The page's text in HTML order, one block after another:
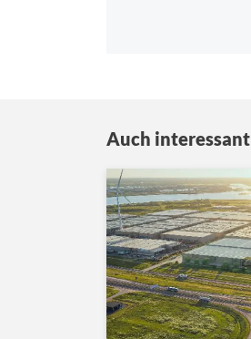
Auch interessant